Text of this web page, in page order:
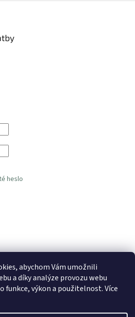
abychom Vám umožnili
a díky analýze provozu webu
funkce, výkon a použitelnost. Více
heslo